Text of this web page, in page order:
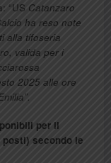
“US Catanzaro
ha reso note
alla tifoseria
valida per i
2025 alle ore
per il
posti) secondo le